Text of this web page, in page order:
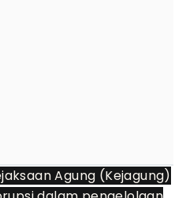
Agung (Kejagung)